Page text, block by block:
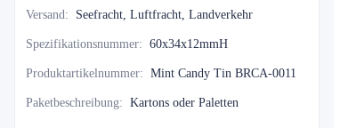
Versand: Seefracht, Luftfracht, Landverkehr
Spezifikationsnummer: 60x34x12mmH
Produktartikelnummer: Mint Candy Tin BRCA-0011
Paketbeschreibung: Kartons oder Paletten